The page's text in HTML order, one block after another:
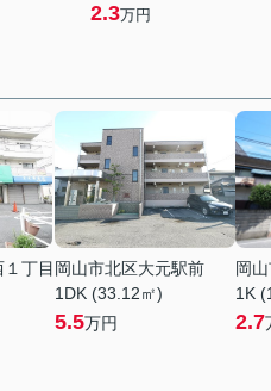
2.3万円
丁目 岡山市北区大元駅前
1DK (33.12㎡)
5.5万円
岡
1K
2.7